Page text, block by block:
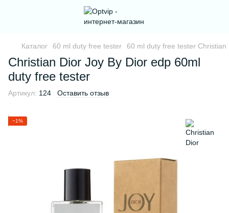
Каталог 60 ml duty free tester 60 ml duty free tester Christian
Christian Dior Joy By Dior edp 60ml
duty free tester
Артикул: 124 Оставить отзыв
−1%